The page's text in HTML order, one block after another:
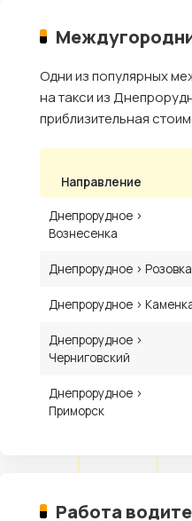
Одни из популярных
на такси из
приблизительная
Направление
Днепрорудное ›
Вознесенка
Днепрорудное › Розовка
Днепрорудное ›
Днепрорудное ›
Черниговский
Днепрорудное ›
Приморск
Работа